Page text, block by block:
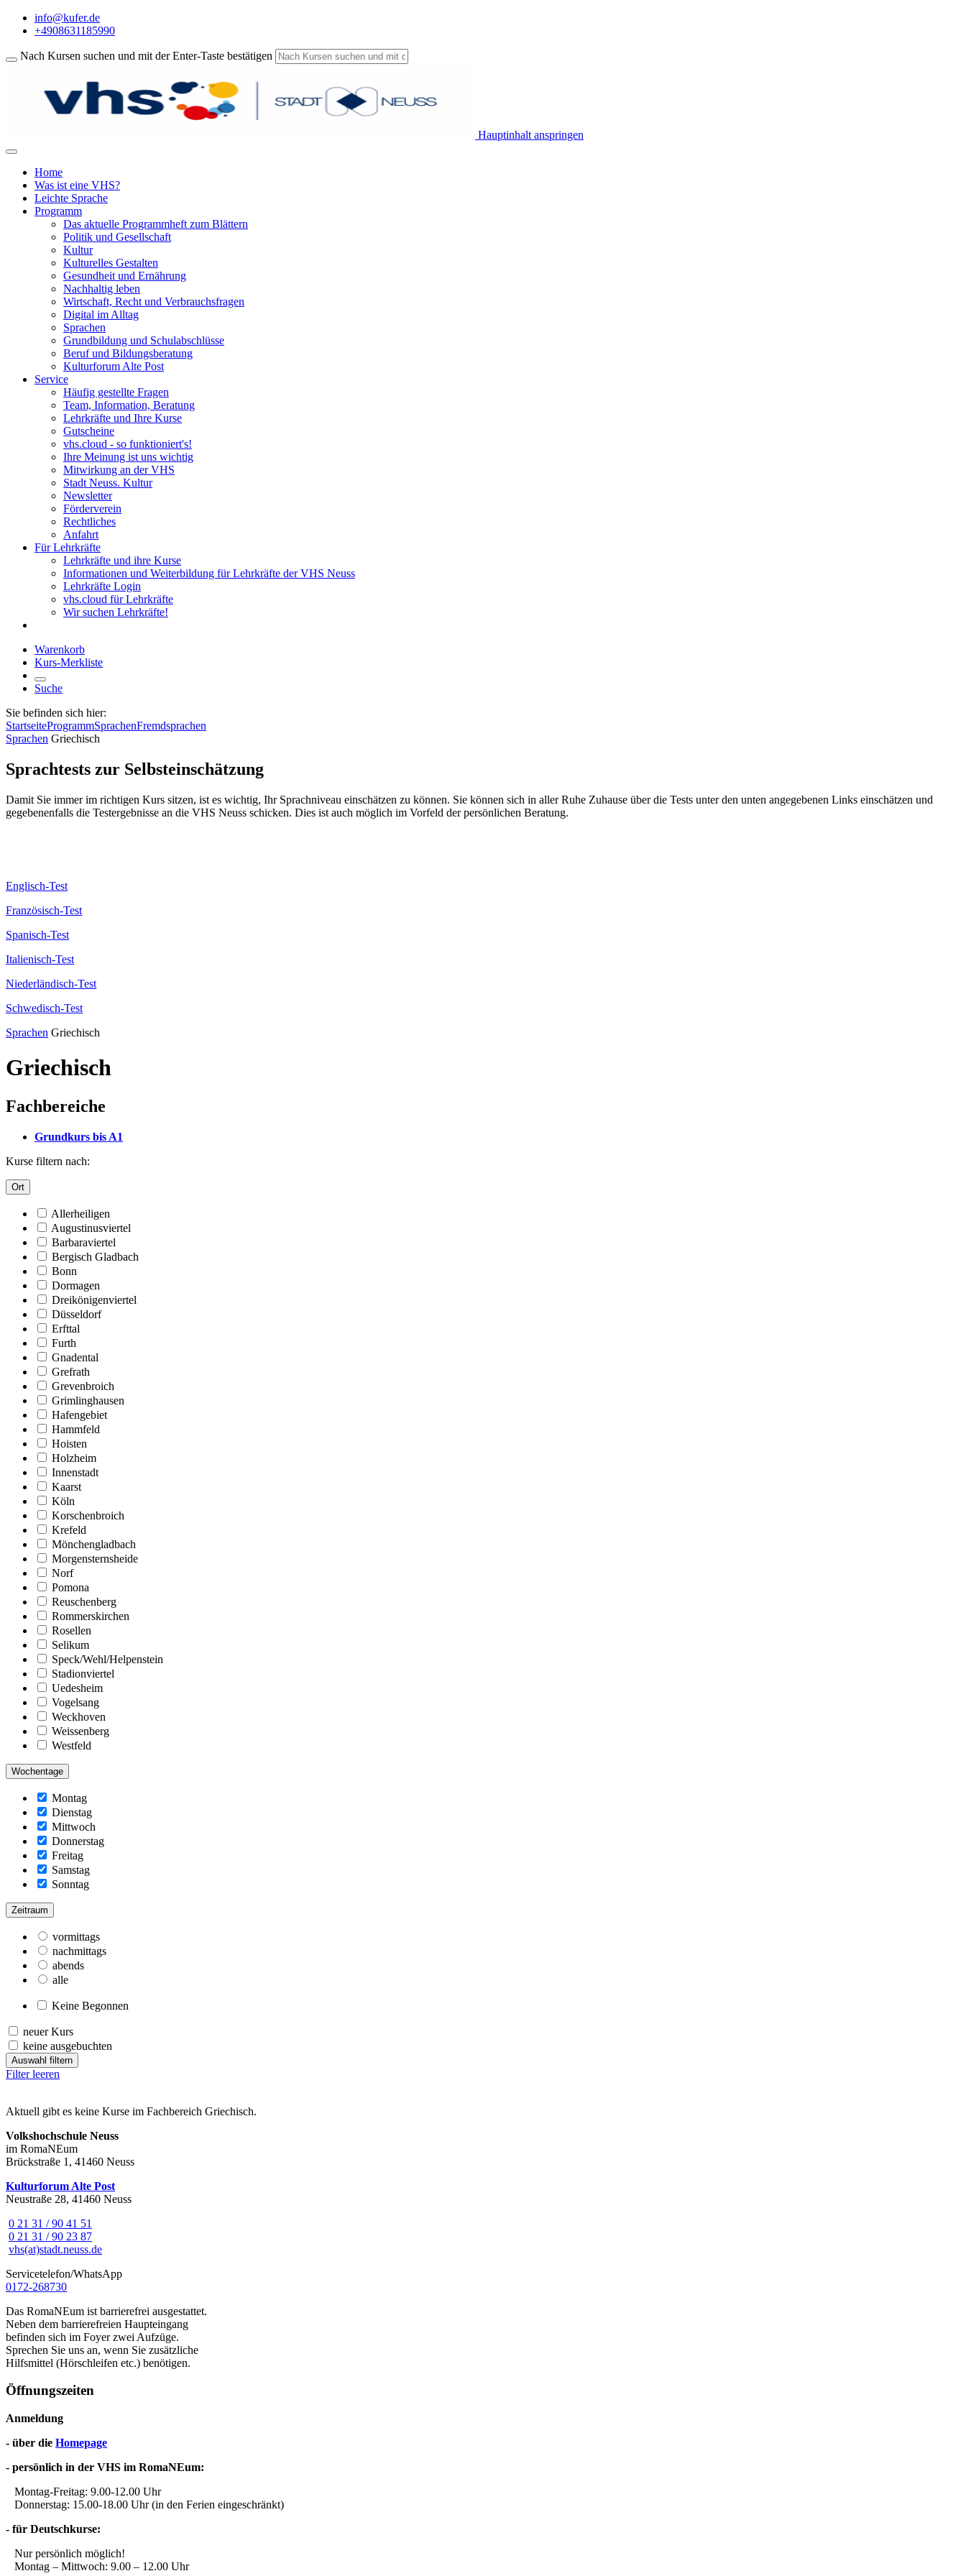
info@kufer.de
+4908631185990
Nach Kursen suchen und mit der Enter-Taste bestätigen
Hauptinhalt anspringen
Home
Was ist eine VHS?
Leichte Sprache
Programm
Das aktuelle Programmheft zum Blättern
Politik und Gesellschaft
Kultur
Kulturelles Gestalten
Gesundheit und Ernährung
Nachhaltig leben
Wirtschaft, Recht und Verbrauchsfragen
Digital im Alltag
Sprachen
Grundbildung und Schulabschlüsse
Beruf und Bildungsberatung
Kulturforum Alte Post
Service
Häufig gestellte Fragen
Team, Information, Beratung
Lehrkräfte und Ihre Kurse
Gutscheine
vhs.cloud - so funktioniert's!
Ihre Meinung ist uns wichtig
Mitwirkung an der VHS
Stadt Neuss. Kultur
Newsletter
Förderverein
Rechtliches
Anfahrt
Für Lehrkräfte
Lehrkräfte und ihre Kurse
Informationen und Weiterbildung für Lehrkräfte der VHS Neuss
Lehrkräfte Login
vhs.cloud für Lehrkräfte
Wir suchen Lehrkräfte!
Warenkorb
Kurs-Merkliste
Suche
Sie befinden sich hier:
StartseiteProgrammSprachenFremdsprachen
Sprachen Griechisch
Sprachtests zur Selbsteinschätzung
Damit Sie immer im richtigen Kurs sitzen, ist es wichtig, Ihr Sprachniveau einschätzen zu können. Sie können sich in aller Ruhe Zuhause über die Tests unter den unten angegebenen Links einschätzen und
gegebenenfalls die Testergebnisse an die VHS Neuss schicken. Dies ist auch möglich im Vorfeld der persönlichen Beratung.
Englisch-Test
Französisch-Test
Spanisch-Test
Italienisch-Test
Niederländisch-Test
Schwedisch-Test
Sprachen Griechisch
Griechisch
Fachbereiche
Grundkurs bis A1
Kurse filtern nach:
Ort
Allerheiligen
Augustinusviertel
Barbaraviertel
Bergisch Gladbach
Bonn
Dormagen
Dreikönigenviertel
Düsseldorf
Erfttal
Furth
Gnadental
Grefrath
Grevenbroich
Grimlinghausen
Hafengebiet
Hammfeld
Hoisten
Holzheim
Innenstadt
Kaarst
Köln
Korschenbroich
Krefeld
Mönchengladbach
Morgensternsheide
Norf
Pomona
Reuschenberg
Rommerskirchen
Rosellen
Selikum
Speck/Wehl/Helpenstein
Stadionviertel
Uedesheim
Vogelsang
Weckhoven
Weissenberg
Westfeld
Wochentage
Montag
Dienstag
Mittwoch
Donnerstag
Freitag
Samstag
Sonntag
Zeitraum
vormittags
nachmittags
abends
alle
Keine Begonnen
neuer Kurs
keine ausgebuchten
Auswahl filtern
Filter leeren
Aktuell gibt es keine Kurse im Fachbereich Griechisch.
Volkshochschule Neuss
im RomaNEum
Brückstraße 1, 41460 Neuss
Kulturforum Alte Post
Neustraße 28, 41460 Neuss
0 21 31 / 90 41 51
0 21 31 / 90 23 87
vhs(at)stadt.neuss.de
Servicetelefon/WhatsApp
0172-268730
Das RomaNEum ist barrierefrei ausgestattet.
Neben dem barrierefreien Haupteingang
befinden sich im Foyer zwei Aufzüge.
Sprechen Sie uns an, wenn Sie zusätzliche
Hilfsmittel (Hörschleifen etc.) benötigen.
Öffnungszeiten
Anmeldung
- über die Homepage
- persönlich in der VHS im RomaNEum:
Montag-Freitag: 9.00-12.00 Uhr
Donnerstag: 15.00-18.00 Uhr (in den Ferien eingeschränkt)
- für Deutschkurse:
Nur persönlich möglich!
Montag – Mittwoch: 9.00 – 12.00 Uhr